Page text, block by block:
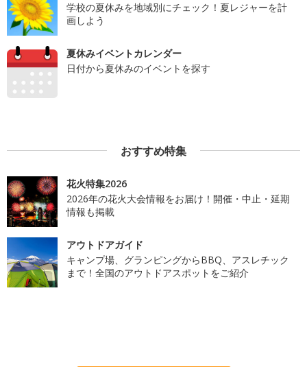
学校の夏休みを地域別にチェック！夏レジャーを計
画しよう
夏休みイベントカレンダー
日付から夏休みのイベントを探す
おすすめ特集
花火特集2026
2026年の花火大会情報をお届け！開催・中止・延期
情報も掲載
アウトドアガイド
キャンプ場、グランピングからBBQ、アスレチック
まで！全国のアウトドアスポットをご紹介